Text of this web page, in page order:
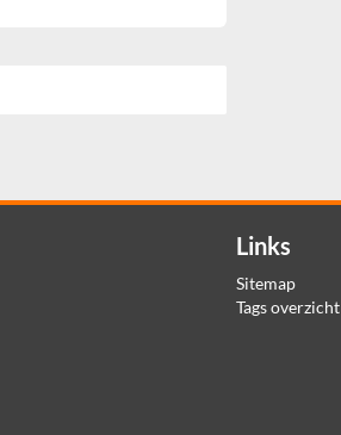
Links
Sitemap
Tags overzicht